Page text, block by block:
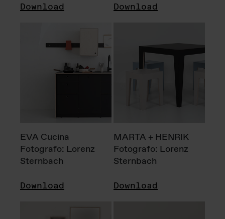
Download Download
EVA Cucina
Fotografo: Lorenz
Sternbach
Download
MARTA + HENRIK
Fotografo: Lorenz
Sternbach
Download